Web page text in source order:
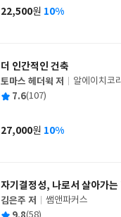
사
가
22,500원 10%
더 인간적인 건축
글
쓴
토마스 헤더윅 저
출
사
알에이치코
평 7.6(107)
가
27,000원 10%
자기결정성, 나로서 살아가는
글
김은주 저
쌤앤파커스